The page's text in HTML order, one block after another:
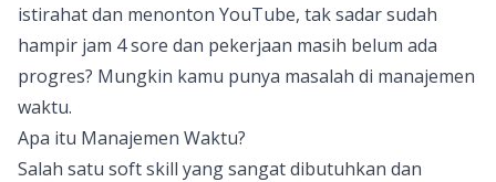
istirahat dan menonton YouTube, tak sadar sudah
hampir jam 4 sore dan pekerjaan masih belum ada
progres? Mungkin kamu punya masalah di manajemen
waktu.
Apa itu Manajemen Waktu?
Salah satu soft skill yang sangat dibutuhkan dan